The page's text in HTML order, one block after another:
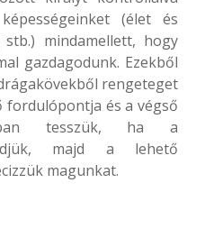
(élet és
mindamellett, hogy
gazdagodunk. Ezekből
rengeteget
és a végső
tesszük, ha a
majd a lehető
magunkat.